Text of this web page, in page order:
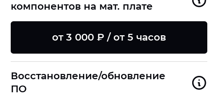
компонентов на мат. плате
от 3 000 ₽ / от 5 часов
Восстановление/обновление
ПО